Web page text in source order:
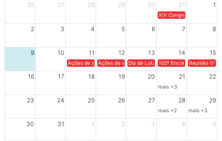
26
27 28 29 30 31 1
XIV Congresso Brasileiro
2 3 4 5 6 7 8
9 10 11 12 13 14 15
Ações de solidariedade a Cuba no Rio Grande do Sul - 100
Ações de solidariedade a Cuba no Rio Grande do
Dia de Luta em Defesa de Cuba e da
102º Encontro da
Reunião
16 17 18 19 20 21 22
mais +3
23 24 25 26 27 28 29
mais +2 mais +3
30 31 1 2 3 4 5